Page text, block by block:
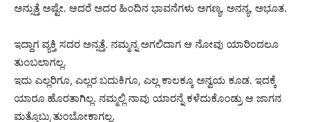
ಅನ್ಸುತ್ತೆ ಅಷ್ಟೇ. ಆದರೆ ಅದರ ಹಿಂದಿನ ಭಾವನೆಗಳು ಅಗಣ್ಯ, ಅನನ್ಯ, ಅಭೂತ.
ಇದ್ದಾಗ ವ್ಯಕ್ತಿ ಸದರ ಅನ್ಸತ್ತೆ. ನಮ್ಮನ್ನ ಅಗಲಿದಾಗ ಆ ನೋವು ಯಾರಿಂದಲೂ
ತುಂಬಲಾಗಲ್ಲ.
ಇದು ಎಲ್ಲರಿಗೂ, ಎಲ್ಲರ ಬದುಕಿಗೂ, ಎಲ್ಲ ಕಾಲಕ್ಕೂ ಅನ್ವಯ ಕೂಡ. ಇದಕ್ಕೆ
ಯಾರೂ ಹೊರತಾಗಿಲ್ಲ. ನಮ್ಮಲ್ಲಿ ನಾವು ಯಾರನ್ನೆ ಕಳೆದುಕೊಂಡ್ರು ಆ ಜಾಗನ
ಮತ್ತೊಬ್ರು ತುಂಬೋಕಾಗಲ್ಲ.